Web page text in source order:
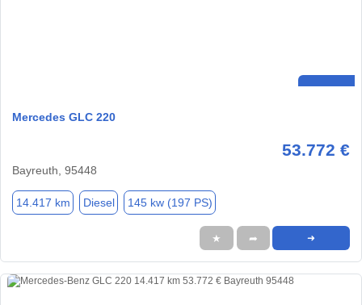
Mercedes GLC 220
53.772 €
Bayreuth, 95448
14.417 km Diesel 145 kw (197 PS)
★ ➦ ➜